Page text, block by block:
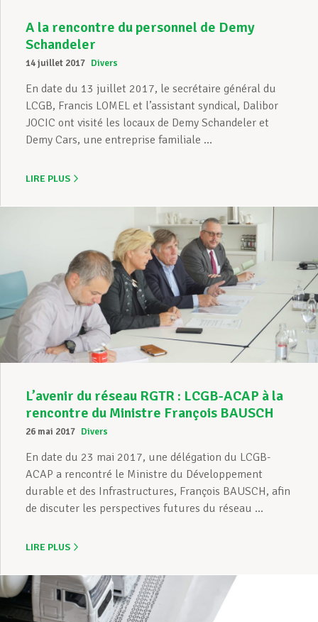
A la rencontre du personnel de Demy
Schandeler
14 juillet 2017 Divers
En date du 13 juillet 2017, le secrétaire général du
LCGB, Francis LOMEL et l’assistant syndical, Dalibor
JOCIC ont visité les locaux de Demy Schandeler et
Demy Cars, une entreprise familiale ...
LIRE PLUS
L’avenir du réseau RGTR : LCGB-ACAP à la
rencontre du Ministre François BAUSCH
26 mai 2017 Divers
En date du 23 mai 2017, une délégation du LCGB-
ACAP a rencontré le Ministre du Développement
durable et des Infrastructures, François BAUSCH, afin
de discuter les perspectives futures du réseau ...
LIRE PLUS